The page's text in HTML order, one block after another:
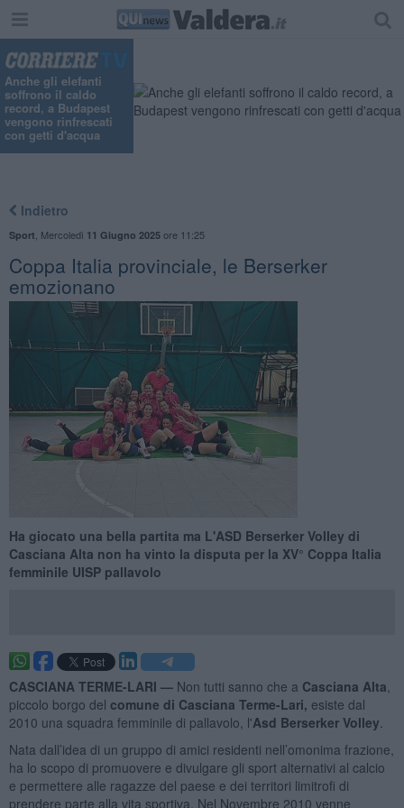
Anche gli elefanti
soffrono il caldo
record, a Budapest
vengono rinfrescati
con getti d'acqua
Indietro
Sport Mercoledì 11 Giugno 2025ore 11:25
Coppa Italia provinciale, le Berserker
emozionano
Ha giocato una bella partita ma L'ASD Berserker Volley di
Casciana Alta non ha vinto la disputa per la XV° Coppa Italia
femminile UISP pallavolo
CASCIANA TERME-LARI — Non tutti sanno che a Casciana Alta
piccolo borgo del comune di Casciana Terme-Lari, esiste dal
2010 una squadra femminile di pallavolo, l'Asd Berserker Volley
Nata dall’idea di un gruppo di amici residenti nell’omonima frazione,
ha lo scopo di promuovere e divulgare gli sport alternativi al calcio
e permettere alle ragazze del paese e dei territori limitrofi di
prendere parte alla vita sportiva. Nel Novembre 2010 venne